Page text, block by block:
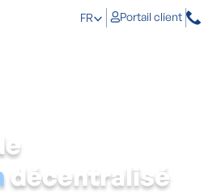
FR Portail client
décentralisé